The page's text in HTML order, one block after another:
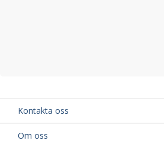
Kontakta oss
Om oss